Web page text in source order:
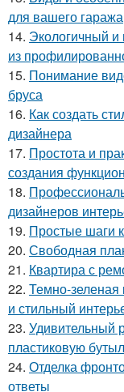
для вашего гаража
14. Экологичный
из
15. Понимание
бруса
16. Как создать
дизайнера
17. Простота и
создания
18.
дизайнеров
19. Простые шаги
20. Свободная
21. Квартира с
22. Темно-зеленая
и стильный
23. Удивительный
пластиковую
24. Отделка
ответы